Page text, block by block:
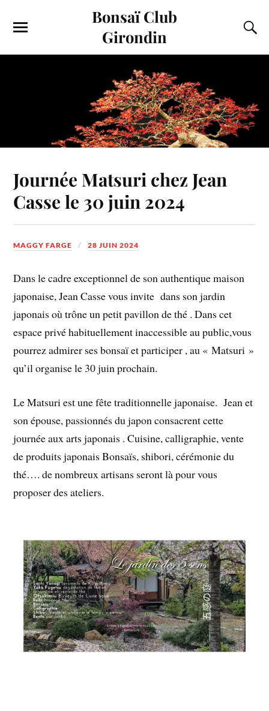
Bonsaï Club
Girondin
Journée Matsuri chez Jean
Casse le 30 juin 2024
MAGGY FARGE 28 JUIN 2024
Dans le cadre exceptionnel de son authentique maison
japonaise, Jean Casse vous invite dans son jardin
japonais où trône un petit pavillon de thé . Dans cet
espace privé habituellement inaccessible au public,vous
pourrez admirer ses bonsaï et participer , au « Matsuri »
qu’il organise le 30 juin prochain.
Le Matsuri est une fête traditionnelle japonaise. Jean et
son épouse, passionnés du japon consacrent cette
journée aux arts japonais . Cuisine, calligraphie, vente
de produits japonais Bonsaïs, shibori, cérémonie du
thé…. de nombreux artisans seront là pour vous
proposer des ateliers.